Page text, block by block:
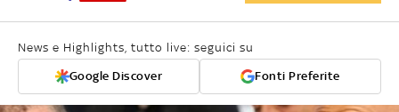
News e Highlights, tutto live: seguici su
Google Discover Fonti Preferite